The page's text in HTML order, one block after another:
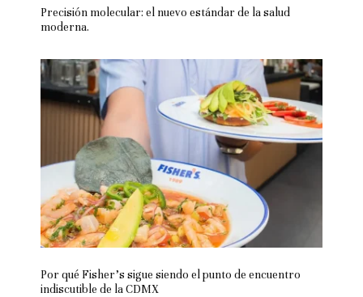
Precisión molecular: el nuevo estándar de la salud
moderna.
Por qué Fisher’s sigue siendo el punto de encuentro
indiscutible de la CDMX